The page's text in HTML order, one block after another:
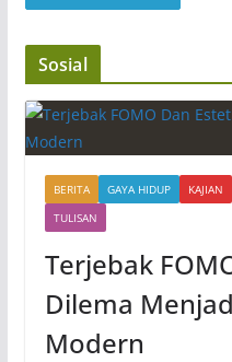
Sosial
BERITA GAYA HIDUP KAJIAN
TULISAN
Terjebak
Dilema
Modern